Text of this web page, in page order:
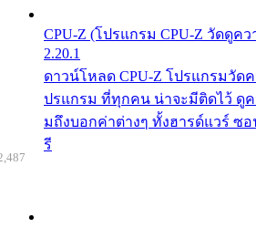
CPU-Z (โปรแกรม CPU-Z วัดดูค
2.20.1
ดาวน์โหลด CPU-Z โปรแกรมวัด
ปรแกรม ที่ทุกคน น่าจะมีติดไว้ ดูค
มถึงบอกค่าต่างๆ ทั้งฮารด์แวร์ ซอ
รี